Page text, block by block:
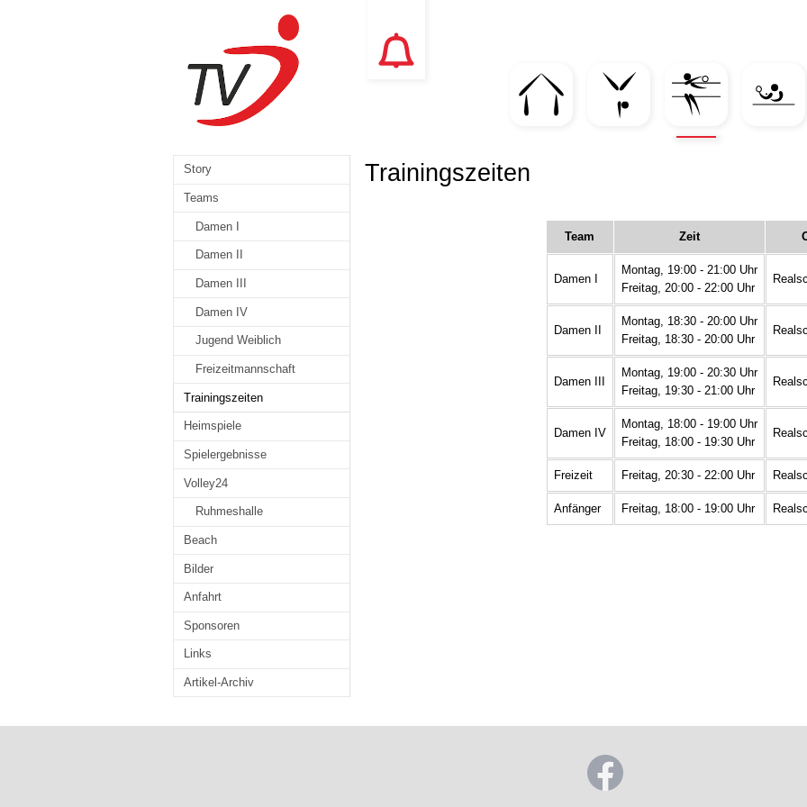
Story
Teams
Damen I
Damen II
Damen III
Damen IV
Jugend Weiblich
Freizeitmannschaft
Trainingszeiten
Heimspiele
Spielergebnisse
Volley24
Ruhmeshalle
Beach
Bilder
Anfahrt
Sponsoren
Links
Artikel-Archiv
Trainingszeiten
Team Zeit
Damen I
Montag, 19:00 - 21:00 Uhr
Freitag, 20:00 - 22:00 Uhr
Damen II
Montag, 18:30 - 20:00 Uhr
Freitag, 18:30 - 20:00 Uhr
Damen III
Montag, 19:00 - 20:30 Uhr
Freitag, 19:30 - 21:00 Uhr
Damen IV
Montag, 18:00 - 19:00 Uhr
Freitag, 18:00 - 19:30 Uhr
Freizeit Freitag, 20:30 - 22:00 Uhr
Anfänger Freitag, 18:00 - 19:00 Uhr